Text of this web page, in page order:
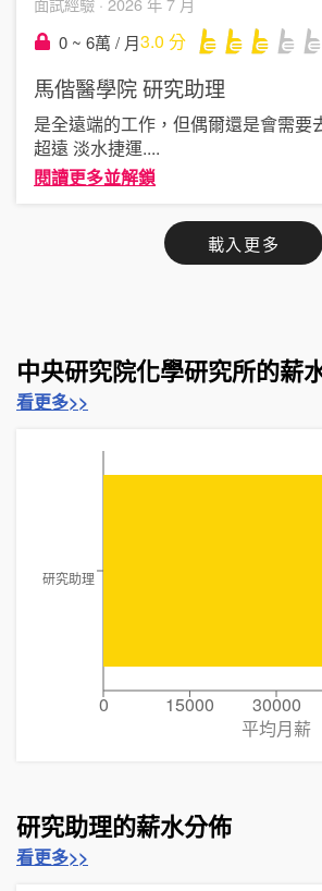
0 ~ 6萬 / 月3.0 分
馬偕醫學院研究助理
是全遠端的工作，但偶爾還是會需要
超遠 淡水捷運....
閱讀更多並解鎖
載入更多
中央研究院化學研究所的薪
看更多>>
0 15000 30000
平均月薪
研究助理
研究助理的薪水分佈
看更多>>